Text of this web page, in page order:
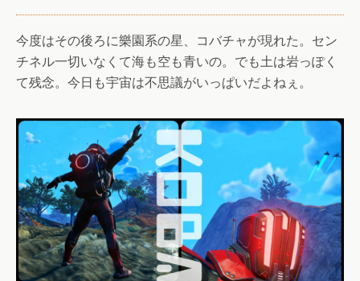
今度はその後ろに樂園系の星、コバチャが現れた。セン
チネル一切いなくて海も空も青いの。でも土は岩っぽく
て残念。今日も宇宙は不思議がいっぱいだよねぇ。